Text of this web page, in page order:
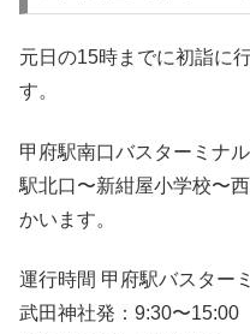
元日の15時までに初詣に
す。
甲府駅南口バスターミナ
駅北口〜新紺屋小学校〜
かいます。
運行時間 甲府駅バスター
武田神社発：9:30〜15:00